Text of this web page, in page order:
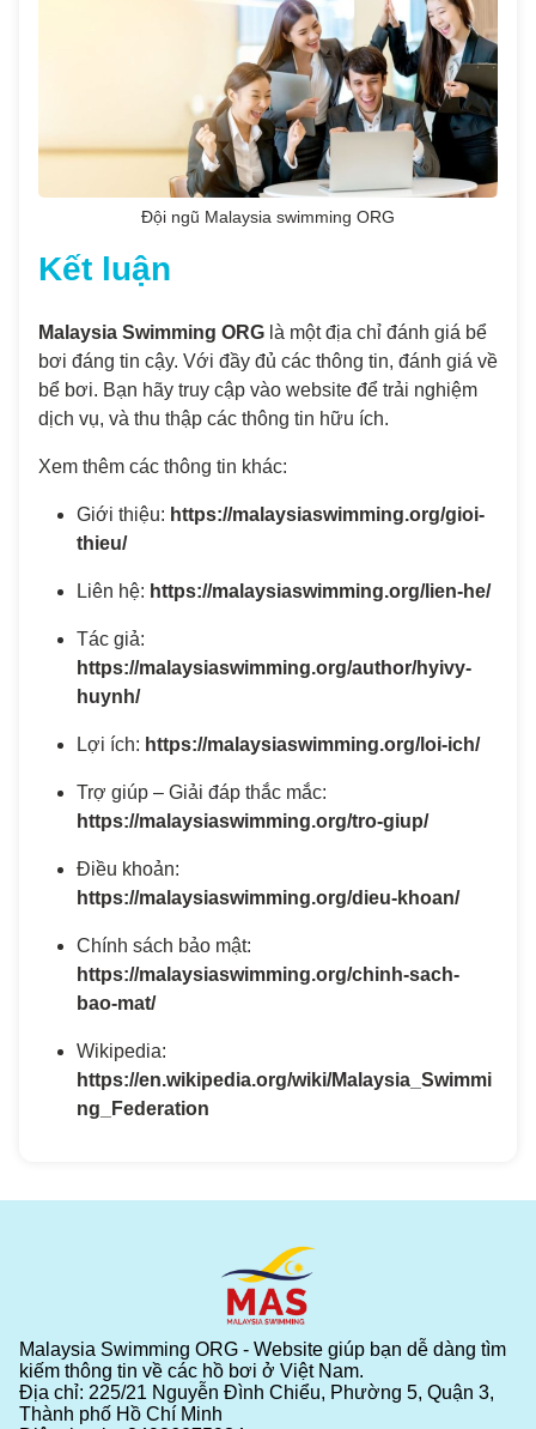
Đội ngũ Malaysia swimming ORG
Kết luận
Malaysia Swimming ORG là một địa chỉ đánh giá bể
bơi đáng tin cậy. Với đầy đủ các thông tin, đánh giá về
bể bơi. Bạn hãy truy cập vào website để trải nghiệm
dịch vụ, và thu thập các thông tin hữu ích.
Xem thêm các thông tin khác:
Giới thiệu: https://malaysiaswimming.org/gioi-
thieu/
Liên hệ: https://malaysiaswimming.org/lien-he/
Tác giả:
https://malaysiaswimming.org/author/hyivy-
huynh/
Lợi ích: https://malaysiaswimming.org/loi-ich/
Trợ giúp – Giải đáp thắc mắc:
https://malaysiaswimming.org/tro-giup/
Điều khoản:
https://malaysiaswimming.org/dieu-khoan/
Chính sách bảo mật:
https://malaysiaswimming.org/chinh-sach-
bao-mat/
Wikipedia:
https://en.wikipedia.org/wiki/Malaysia_Swimmi
ng_Federation
Malaysia Swimming ORG - Website giúp bạn dễ dàng tìm
kiếm thông tin về các hồ bơi ở Việt Nam.
Địa chỉ: 225/21 Nguyễn Đình Chiểu, Phường 5, Quận 3,
Thành phố Hồ Chí Minh